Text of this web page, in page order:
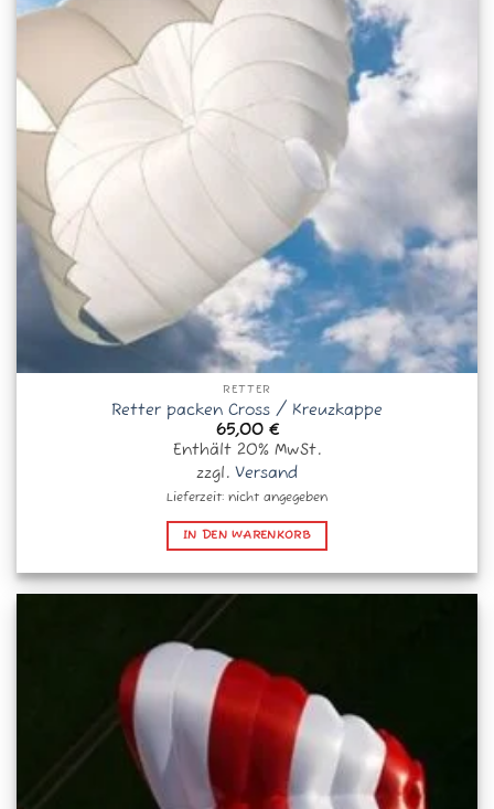
RETTER
Retter packen Cross / Kreuzkappe
65,00 €
Enthält 20% MwSt.
zzgl. Versand
Lieferzeit: nicht angegeben
IN DEN WARENKORB